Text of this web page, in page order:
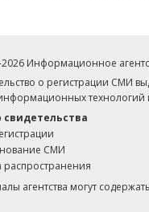
Информационное
о регистрации СМИ
свидетельства
СМИ
агентства могут